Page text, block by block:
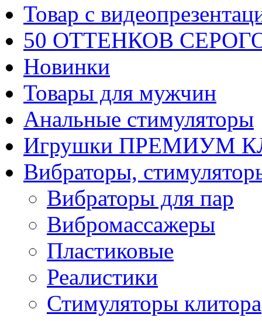
Товар с
50 ОТТЕНКОВ
Новинки
Товары для мужчин
Анальные стимуляторы
Игрушки ПРЕМИУМ
Вибраторы,
Вибраторы для пар
Вибромассажеры
Пластиковые
Реалистики
Стимуляторы клитора